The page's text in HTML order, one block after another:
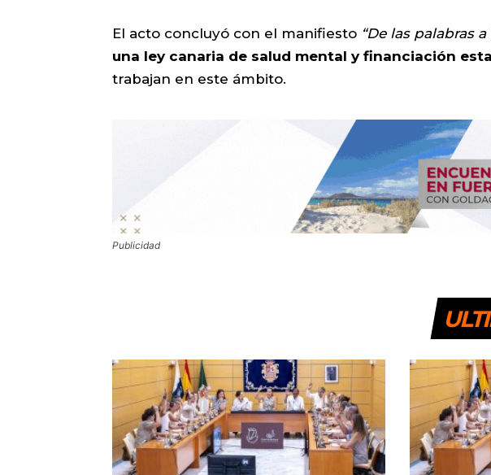
El acto concluyó con el manifiesto “De las palabras
una ley canaria de salud mental y financiación
trabajan en este ámbito.
Publicidad